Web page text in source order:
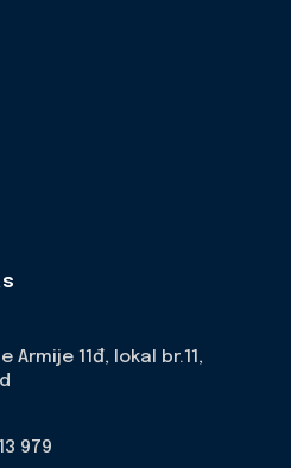
Armije 11đ, lokal br.11,
979